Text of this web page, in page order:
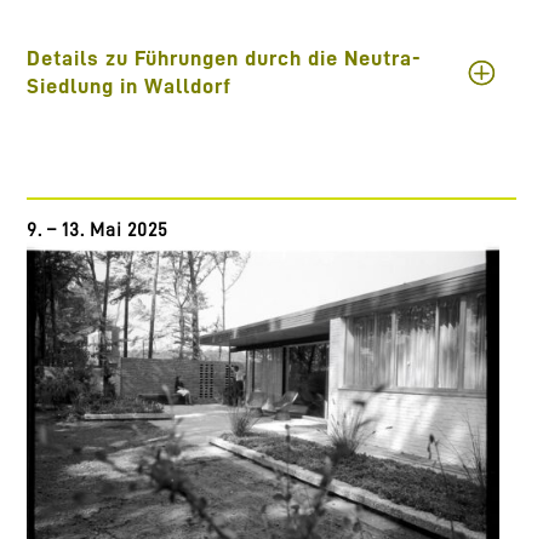
Details zu Führungen durch die Neutra-
Siedlung in Walldorf
9. – 13. Mai 2025